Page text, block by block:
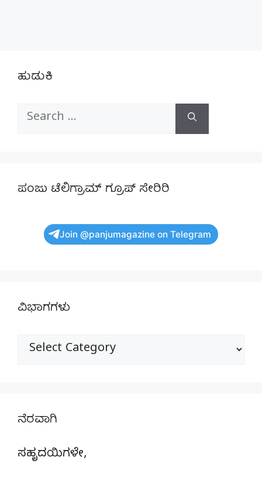
ಹುಡುಕಿ
Search
ಪಂಜು ಟೆಲಿಗ್ರಾಮ್ ಗ್ರೂಪ್ ಸೇರಿರಿ
Join @panjumagazine on Telegram
ವಿಭಾಗಗಳು
ವಿಭಾಗಗಳು
ನೆರವಾಗಿ
ಸಹೃದಯಿಗಳೇ,